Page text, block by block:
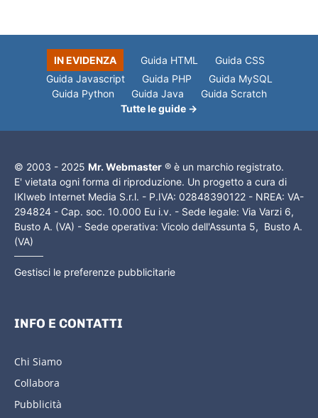
IN EVIDENZA Guida HTML
Guida CSS
Guida Javascript
Guida PHP
Guida MySQL
Guida Python
Guida Java
Guida Scratch
Tutte le guide →
© 2003 - 2025 Mr. Webmaster ® è un marchio registrato.
E' vietata ogni forma di riproduzione. Un progetto a cura di
IKIweb Internet Media S.r.l. - P.IVA: 02848390122 - NREA: VA-
294824 - Cap. soc. 10.000 Eu i.v. - Sede legale: Via Varzi 6,
Busto A. (VA) - Sede operativa: Vicolo dell'Assunta 5, Busto A.
(VA)
Gestisci le preferenze pubblicitarie
INFO E CONTATTI
Chi Siamo
Collabora
Pubblicità